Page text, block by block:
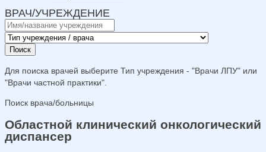
ВРАЧ/УЧРЕЖДЕНИЕ
Поиск
Для поиска врачей выберите Тип учреждения - "Врачи ЛПУ" или
"Врачи частной практики".
Поиск врача/больницы
Областной клинический онкологический
диспансер